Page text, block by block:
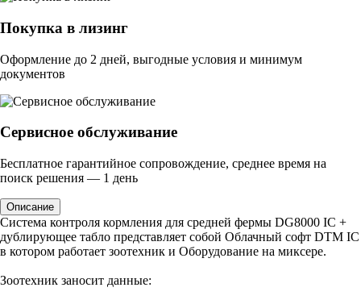
Покупка в лизинг
Оформление до 2 дней, выгодные условия и минимум
документов
Сервисное обслуживание
Бесплатное гарантийное сопровождение, среднее время на
поиск решения — 1 день
Описание
Система контроля кормления для средней фермы DG8000 IC +
дублирующее табло представляет собой Облачный софт DTM IC
в котором работает зоотехник и Оборудование на миксере.
Зоотехник заносит данные: